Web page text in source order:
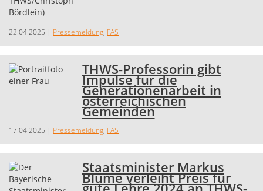
22.04.2025 | Pressemeldung, FAS
THWS-Professorin gibt
Impulse für die
Generationenarbeit in
österreichischen
Gemeinden
17.04.2025 | Pressemeldung, FAS
Staatsminister Markus
Blume verleiht Preis für